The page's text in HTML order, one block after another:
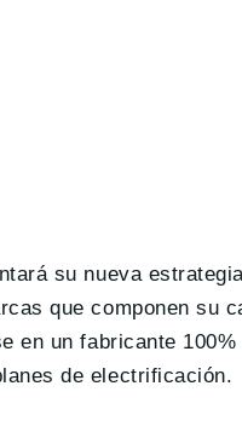
su nueva
que componen su
en un fabricante
de electrificación.